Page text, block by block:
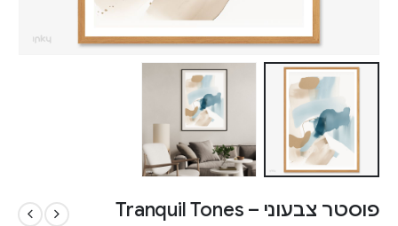
פוסטר צבעוני – Tranquil Tones